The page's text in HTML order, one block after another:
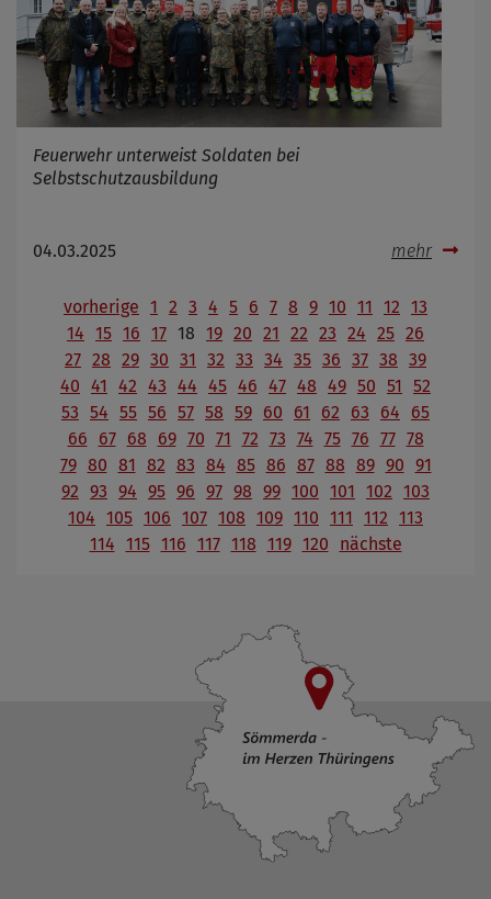
Feuerwehr unterweist Soldaten bei
Selbstschutzausbildung
04.03.2025 mehr
vorherige 1 2 3 4 5 6 7 8 9 10 11 12 13
14 15 16 17 18 19 20 21 22 23 24 25 26
27 28 29 30 31 32 33 34 35 36 37 38 39
40 41 42 43 44 45 46 47 48 49 50 51
52
53 54 55 56 57 58 59 60 61 62 63 64
65
66
67 68 69 70 71 72 73 74 75 76 77 78
79 80 81 82 83 84 85 86 87 88 89 90 91
92 93 94 95 96 97 98 99 100 101 102 103
104 105 106 107 108 109 110 111 112 113
114 115 116 117 118 119 120 nächste